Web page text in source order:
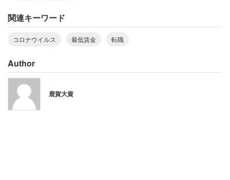
「まったくマニュアルのない会社でした。電話対応
の説明もなく『とりあえずやって』と言われまし
問をすると『前に言った』で終わりです」
「君は仕事ができないから今日で雇い留めだ。時給
関連キーワード
コロナウイルス 最低賃金 転職
Author
鹿賀大資